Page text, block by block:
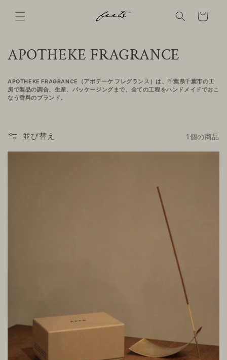
ンツに
進む
Cart
コ
レ
ク
ョ
ン
APOTHEKE FRAGRANCE
APOTHEKE FRAGRANCE（アポテーケ フレグランス）は、千葉県千葉市の工
房で製品の調合、生産、パッケージングまで、 全ての工程をハンドメイドでおこ
なう香料のブランド。
並び替え 1個の商品